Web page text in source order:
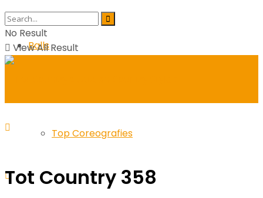
Balls
Top Coreografies
No Result
View All Result
Tot Country 358